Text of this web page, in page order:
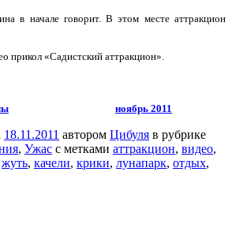
в начале говорит. В этом месте аттракцион
прикол «Садистский аттракцион».
ноябрь 2011
18.11.2011 автором Цибуля в рубрике
, Ужас с метками аттракцион, видео,
жуть, качели, крики, лунапарк, отдых,